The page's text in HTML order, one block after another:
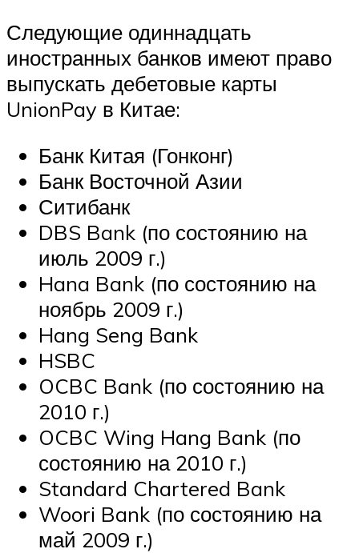
Следующие одиннадцать
иностранных банков имеют право
выпускать дебетовые карты
UnionPay в Китае:
Банк Китая (Гонконг)
Банк Восточной Азии
Ситибанк
DBS Bank (по состоянию на
июль 2009 г.)
Hana Bank (по состоянию на
ноябрь 2009 г.)
Hang Seng Bank
HSBC
OCBC Bank (по состоянию на
2010 г.)
OCBC Wing Hang Bank (по
состоянию на 2010 г.)
Standard Chartered Bank
Woori Bank (по состоянию на
май 2009 г.)